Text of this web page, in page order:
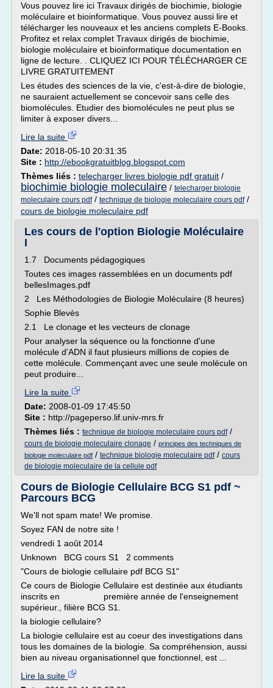
Vous pouvez lire ici Travaux dirigés de biochimie, biologie
moléculaire et bioinformatique. Vous pouvez aussi lire et
télécharger les nouveaux et les anciens complets E-Books.
Profitez et relax complet Travaux dirigés de biochimie,
biologie moléculaire et bioinformatique documentation en
ligne de lecture. . CLIQUEZ ICI POUR TÉLÉCHARGER CE
LIVRE GRATUITEMENT
Les études des sciences de la vie, c'est-à-dire de biologie,
ne sauraient actuellement se concevoir sans celle des
biomolécules. Etudier des biomolécules ne peut plus se
limiter à exposer divers...
Lire la suite
Date: 2018-05-10 20:31:35
Site : http://ebookgratuitblog.blogspot.com
Thèmes liés : telecharger livres biologie pdf gratuit /
biochimie biologie moleculaire / telecharger biologie
moleculaire cours pdf/ technique de biologie moleculaire cours pdf/
cours de biologie moleculaire pdf
Les cours de l'option Biologie Moléculaire
I
1.7 Documents pédagogiques
Toutes ces images rassemblées en un documents pdf
bellesImages.pdf
2 Les Méthodologies de Biologie Moléculaire (8 heures)
Sophie Blevès
2.1 Le clonage et les vecteurs de clonage
Pour analyser la séquence ou la fonctionne d'une
molécule d'ADN il faut plusieurs millions de copies de
cette molécule. Commençant avec une seule molécule on
peut produire...
Lire la suite
Date: 2008-01-09 17:45:50
Site : http://pageperso.lif.univ-mrs.fr
Thèmes liés : technique de biologie moleculaire cours pdf/
cours de biologie moleculaire clonage / principes des techniques de
biologie moleculaire pdf / technique biologie moleculaire pdf/ cours
de biologie moleculaire de la cellule pdf
Cours de Biologie Cellulaire BCG S1 pdf ~
Parcours BCG
We'll not spam mate! We promise.
Soyez FAN de notre site !
vendredi 1 août 2014
Unknown BCG cours S1 2 comments
"Cours de biologie cellulaire pdf BCG S1"
Ce cours de Biologie Cellulaire est destinée aux étudiants
inscrits en première année de l'enseignement
supérieur., filière BCG S1.
la biologie cellulaire?
La biologie cellulaire est au coeur des investigations dans
tous les domaines de la biologie. Sa compréhension, aussi
bien au niveau organisationnel que fonctionnel, est ...
Lire la suite